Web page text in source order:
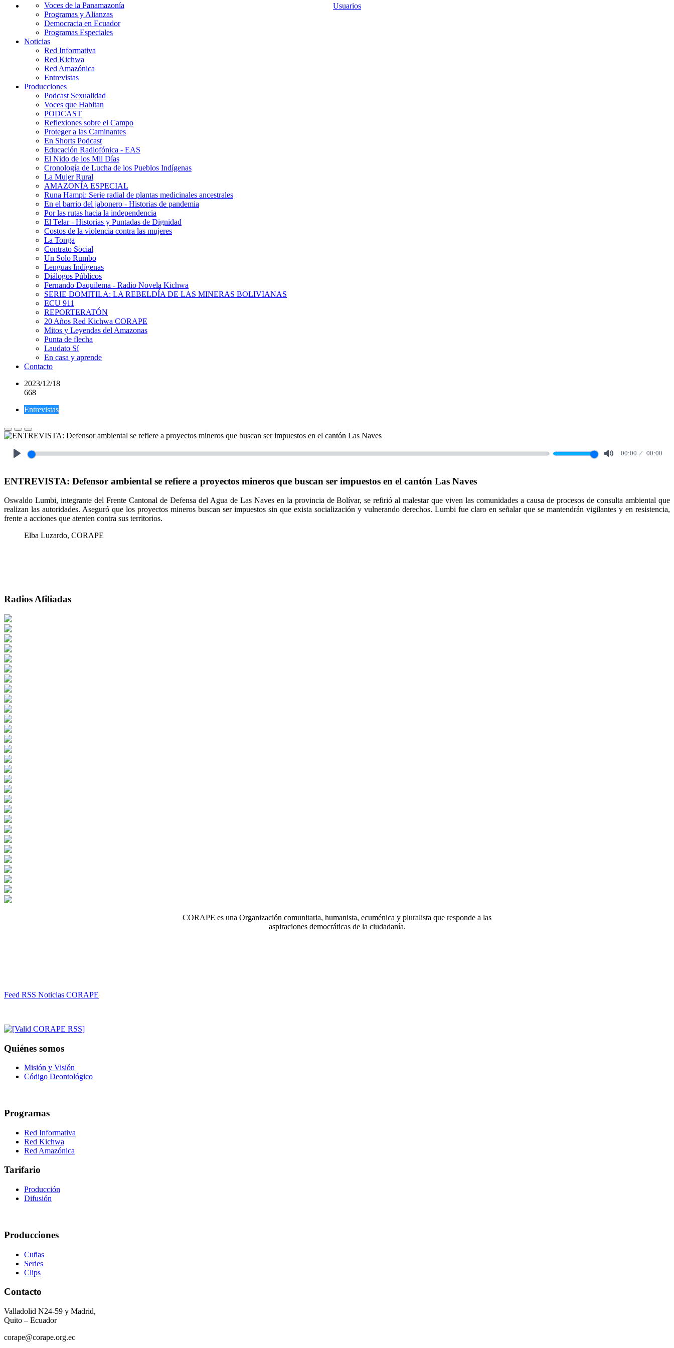
Usuarios
Voces de la Panamazonía
Programas y Alianzas
Democracia en Ecuador
Programas Especiales
Noticias
Red Informativa
Red Kichwa
Red Amazónica
Entrevistas
Producciones
Podcast Sexualidad
Voces que Habitan
PODCAST
Reflexiones sobre el Campo
Proteger a las Caminantes
En Shorts Podcast
Educación Radiofónica - EAS
El Nido de los Mil Días
Cronología de Lucha de los Pueblos Indígenas
La Mujer Rural
AMAZONÍA ESPECIAL
Runa Hampi: Serie radial de plantas medicinales ancestrales
En el barrio del jabonero - Historias de pandemia
Por las rutas hacia la independencia
El Telar - Historias y Puntadas de Dignidad
Costos de la violencia contra las mujeres
La Tonga
Contrato Social
Un Solo Rumbo
Lenguas Indígenas
Diálogos Públicos
Fernando Daquilema - Radio Novela Kichwa
SERIE DOMITILA: LA REBELDÍA DE LAS MINERAS BOLIVIANAS
ECU 911
REPORTERATÓN
20 Años Red Kichwa CORAPE
Mitos y Leyendas del Amazonas
Punta de flecha
Laudato Sí
En casa y aprende
Contacto
2023/12/18
668
Entrevistas
00:00 00:00
ENTREVISTA: Defensor ambiental se refiere a proyectos mineros que buscan ser impuestos en el cantón Las Naves
Oswaldo Lumbi, integrante del Frente Cantonal de Defensa del Agua de Las Naves en la provincia de Bolívar, se refirió al malestar que viven las comunidades a causa de procesos de consulta ambiental que
realizan las autoridades. Aseguró que los proyectos mineros buscan ser impuestos sin que exista socialización y vulnerando derechos. Lumbi fue claro en señalar que se mantendrán vigilantes y en resistencia,
frente a acciones que atenten contra sus territorios.
Elba Luzardo, CORAPE
Radios Afiliadas
CORAPE es una Organización comunitaria, humanista, ecuménica y pluralista que responde a las
aspiraciones democráticas de la ciudadanía.
Feed RSS Noticias CORAPE
Quiénes somos
Misión y Visión
Código Deontológico
Programas
Red Informativa
Red Kichwa
Red Amazónica
Tarifario
Producción
Difusión
Producciones
Cuñas
Series
Clips
Contacto
Valladolid N24-59 y Madrid,
Quito – Ecuador
corape@corape.org.ec